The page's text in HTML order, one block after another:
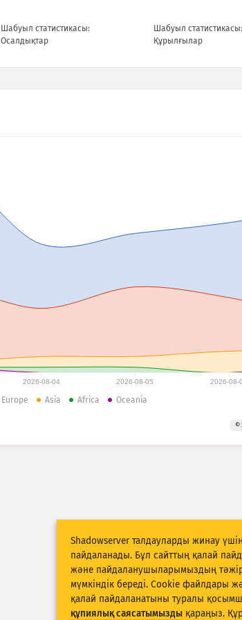
Шабуыл статистикасы:
Осалдықтар
Шабуыл статистикасы:
Құрылғылар
2026-08-04 2026-08-05 2026-08-
Europe Asia Africa Oceania
©
Shadowserver талдауларды жинау
пайдаланады. Бұл сайттың қалай
және пайдаланушыларымыздың
мүмкіндік береді. Cookie файлдары
қалай пайдаланатыны туралы
құпиялық саясатымызды қараңыз.